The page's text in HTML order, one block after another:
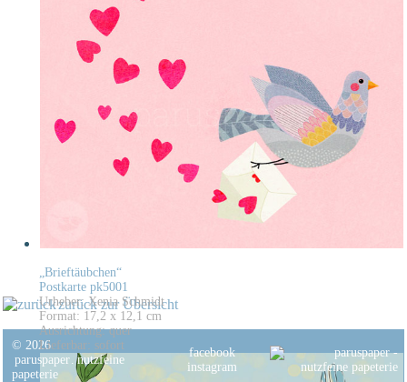
„Brieftäubchen“
Postkarte pk5001
Urheber: Xenia Schmidt
Format: 17,2 x 12,1 cm
Ausrichtung: quer
Lieferbar: sofort
zurück zur Übersicht
© 2026
paruspaper. nutzfeine
papeterie
facebook
instagram